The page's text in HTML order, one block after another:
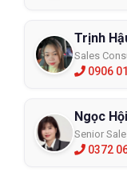
Găng tay chịu
(500°C) màu
XEM CHI TIẾT
Trịnh
Sales
0906
Ngọc
Senior
0372